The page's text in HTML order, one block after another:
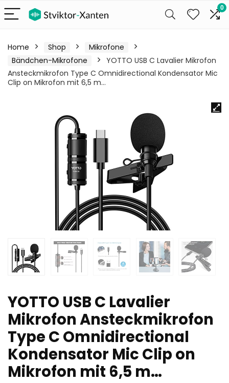
0
Home Shop
Mikrofone
Bändchen-Mikrofone
YOTTO USB C Lavalier Mikrofon
Ansteckmikrofon Type C Omnidirectional Kondensator Mic
Clip on Mikrofon mit 6,5 m…
YOTTO USB C Lavalier
Mikrofon Ansteckmikrofon
Type C Omnidirectional
Kondensator Mic Clip on
Mikrofon mit 6,5 m…